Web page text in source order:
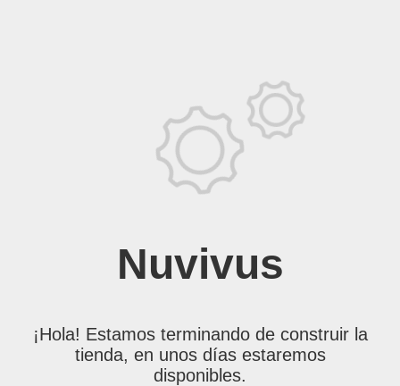
Nuvivus
¡Hola! Estamos terminando de construir la
tienda, en unos días estaremos
disponibles.